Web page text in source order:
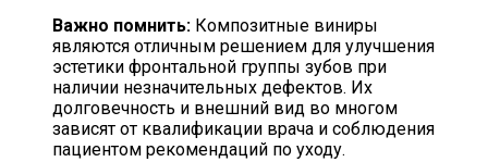
Важно помнить: Композитные виниры
являются отличным решением для улучшения
эстетики фронтальной группы зубов при
наличии незначительных дефектов. Их
долговечность и внешний вид во многом
зависят от квалификации врача и соблюдения
пациентом рекомендаций по уходу.